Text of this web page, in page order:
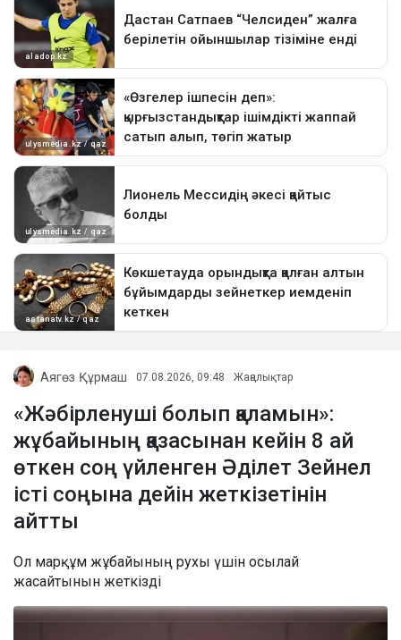
Аягөз Құрмаш 07.08.2026, 09:48 Жаңалықтар
«Жәбірленуші болып қаламын»:
жұбайының қазасынан кейін 8 ай
өткен соң үйленген Әділет Зейнел
істі соңына дейін жеткізетінін
айтты
Ол марқұм жұбайының рухы үшін осылай
жасайтынын жеткізді